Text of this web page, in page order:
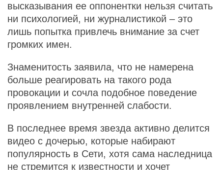
высказывания ее оппонентки нельзя считать
ни психологией, ни журналистикой – это
лишь попытка привлечь внимание за счет
громких имен.
Знаменитость заявила, что не намерена
больше реагировать на такого рода
провокации и сочла подобное поведение
проявлением внутренней слабости.
В последнее время звезда активно делится
видео с дочерью, которые набирают
популярность в Сети, хотя сама наследница
не стремится к известности и хочет